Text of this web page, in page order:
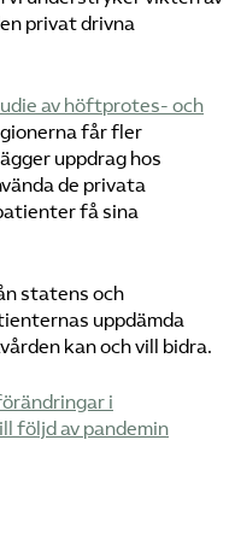
privat drivna
av höftprotes- och
får fler
uppdrag hos
de privata
få sina
statens och
uppdämda
kan och vill bidra.
i
följd av pandemin